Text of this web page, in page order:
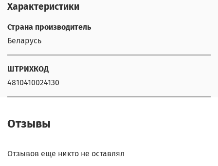
Характеристики
Страна производитель
Беларусь
ШТРИХКОД
4810410024130
Отзывы
Отзывов еще никто не оставлял